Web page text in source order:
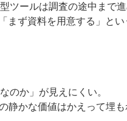
ツールは調査の途中まで進
ず資料を用意する」とい
のか」が見えにくい。
かな価値はかえって埋も